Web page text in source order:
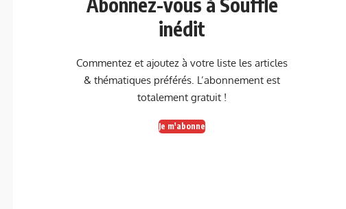
inédit
Commentez et ajoutez à votre liste les articles
& thématiques préférés. L’abonnement est
totalement gratuit !
Je m'abonne